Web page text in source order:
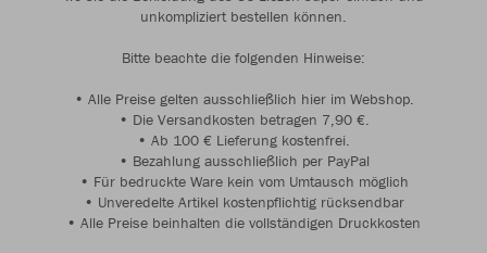
unkompliziert bestellen können.
Bitte beachte die folgenden Hinweise:
• Alle Preise gelten ausschließlich hier im Webshop.
• Die Versandkosten betragen 7,90 €.
• Ab 100 € Lieferung kostenfrei.
• Bezahlung ausschließlich per PayPal
• Für bedruckte Ware kein vom Umtausch möglich
• Unveredelte Artikel kostenpflichtig rücksendbar
• Alle Preise beinhalten die vollständigen Druckkosten